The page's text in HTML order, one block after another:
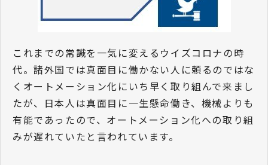
これまでの常識を一気に変えるウイズコロナの時
代。諸外国では真面目に働かない人に頼るのではな
くオートメーション化にいち早く取り組んで来まし
たが、日本人は真面目に一生懸命働き、機械よりも
有能であったので、オートメーション化への取り組
みが遅れていたと言われています。